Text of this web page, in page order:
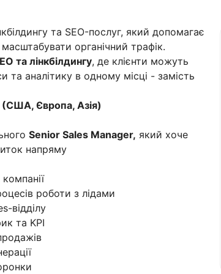
та SEO-послуг, який допомагає
органічний трафік.
та лінкбілдингу, де клієнти можуть
та аналітику в одному місці - замість
(США, Європа, Азія)
Senior Sales Manager, який хоче
напряму
роботи з лідами
відділу
та KPI